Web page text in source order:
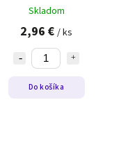
Skladom
2,96 € / ks
Do košíka